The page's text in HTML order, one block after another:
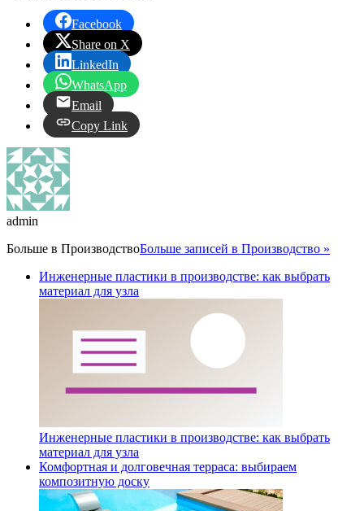
Facebook
Share on X
LinkedIn
WhatsApp
Email
Copy Link
admin
Больше в ПроизводствоБольше записей в Производство »
Инженерные пластики в производстве: как выбрать
материал для узла
Инженерные пластики в производстве: как выбрать
материал для узла
Комфортная и долговечная терраса: выбираем
композитную доску